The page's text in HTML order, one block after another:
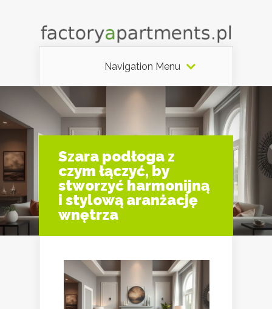
Navigation Menu
Szara podłoga z
czym łączyć, by
stworzyć harmonijną
i stylową aranżację
wnętrza